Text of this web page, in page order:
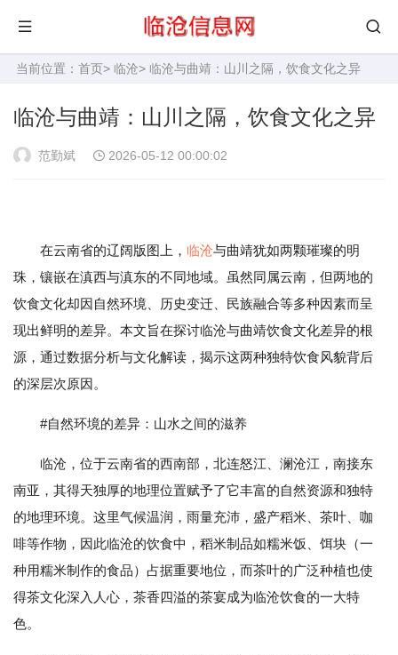
当前位置： 首页> 临沧> 临沧与曲靖：山川之隔，饮食文化之异
临沧与曲靖：山川之隔，饮食文化之异
范勤斌 2026-05-12 00:00:02
在云南省的辽阔版图上， 临沧与曲靖犹如两颗璀璨的明
珠，镶嵌在滇西与滇东的不同地域。虽然同属云南，但两地的
饮食文化却因自然环境、历史变迁、民族融合等多种因素而呈
现出鲜明的差异。本文旨在探讨临沧与曲靖饮食文化差异的根
源，通过数据分析与文化解读，揭示这两种独特饮食风貌背后
的深层次原因。
#自然环境的差异：山水之间的滋养
临沧，位于云南省的西南部，北连怒江、澜沧江，南接东
南亚，其得天独厚的地理位置赋予了它丰富的自然资源和独特
的地理环境。这里气候温润，雨量充沛，盛产稻米、茶叶、咖
啡等作物，因此临沧的饮食中，稻米制品如糯米饭、饵块（一
种用糯米制作的食品）占据重要地位，而茶叶的广泛种植也使
得茶文化深入人心，茶香四溢的茶宴成为临沧饮食的一大特
色。